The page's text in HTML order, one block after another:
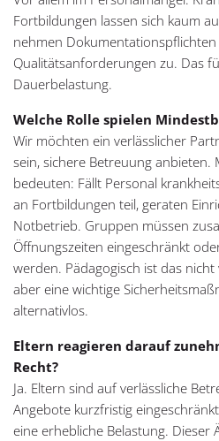
Fortbildungen lassen sich kaum
nehmen
Qualitätsanforderungen zu. Das
Dauerbelastung.
Welche Rolle spielen
Wir möchten ein verlässlicher
sein, sichere Betreuung anbieten.
bedeuten: Fällt Personal
an Fortbildungen teil, geraten
Notbetrieb. Gruppen müssen
Öffnungszeiten eingeschränkt
werden. Pädagogisch ist das
aber eine wichtige
alternativlos.
Eltern reagieren darauf
Recht?
Ja. Eltern sind auf verlässliche
Angebote kurzfristig
eine erhebliche Belastung. Dieser